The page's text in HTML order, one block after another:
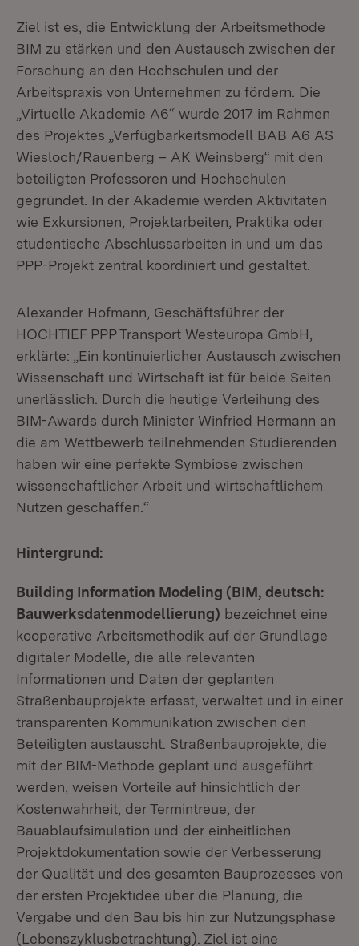
Ziel ist es, die Entwicklung der Arbeitsmethode
BIM zu stärken und den Austausch zwischen der
Forschung an den Hochschulen und der
Arbeitspraxis von Unternehmen zu fördern. Die
„Virtuelle Akademie A6“ wurde 2017 im Rahmen
des Projektes „Verfügbarkeitsmodell BAB A6 AS
Wiesloch/Rauenberg – AK Weinsberg“ mit den
beteiligten Professoren und Hochschulen
gegründet. In der Akademie werden Aktivitäten
wie Exkursionen, Projektarbeiten, Praktika oder
studentische Abschlussarbeiten in und um das
PPP-Projekt zentral koordiniert und gestaltet.
Alexander Hofmann, Geschäftsführer der
HOCHTIEF PPP Transport Westeuropa GmbH,
erklärte: „Ein kontinuierlicher Austausch zwischen
Wissenschaft und Wirtschaft ist für beide Seiten
unerlässlich. Durch die heutige Verleihung des
BIM-Awards durch Minister Winfried Hermann an
die am Wettbewerb teilnehmenden Studierenden
haben wir eine perfekte Symbiose zwischen
wissenschaftlicher Arbeit und wirtschaftlichem
Nutzen geschaffen.“
Hintergrund:
Building Information Modeling (BIM, deutsch:
Bauwerksdatenmodellierung) bezeichnet eine
kooperative Arbeitsmethodik auf der Grundlage
digitaler Modelle, die alle relevanten
Informationen und Daten der geplanten
Straßenbauprojekte erfasst, verwaltet und in einer
transparenten Kommunikation zwischen den
Beteiligten austauscht. Straßenbauprojekte, die
mit der BIM-Methode geplant und ausgeführt
werden, weisen Vorteile auf hinsichtlich der
Kostenwahrheit, der Termintreue, der
Bauablaufsimulation und der einheitlichen
Projektdokumentation sowie der Verbesserung
der Qualität und des gesamten Bauprozesses von
der ersten Projektidee über die Planung, die
Vergabe und den Bau bis hin zur Nutzungsphase
(Lebenszyklusbetrachtung). Ziel ist eine